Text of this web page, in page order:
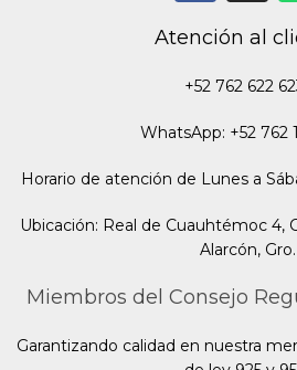
Atención al
+52 762 622
WhatsApp: +52 762
Horario de atención de Lunes a
Ubicación: Real de Cuauhtémoc 4,
Alarcón, Gro.
Miembros del Consejo
Garantizando calidad en nuestra